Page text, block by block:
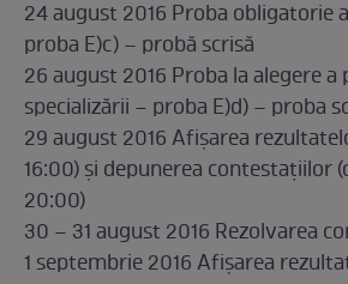
24 august 2016 Proba obligatorie
proba E)c) – probă scrisă
26 august 2016 Proba la alegere
specializării – proba E)d) – proba
29 august 2016 Afișarea
16:00) și depunerea contestațiilor
20:00)
30 – 31 august 2016 Rezolvarea
1 septembrie 2016 Afișarea